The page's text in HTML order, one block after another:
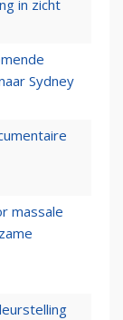
in zicht
Sydney
massale